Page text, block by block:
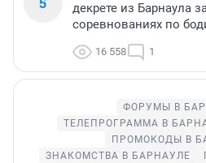
декрете из Барнаула
соревнованиях по
16 558 1
ФОРУМЫ В
ТЕЛЕПРОГРАММА В
ПРОМОКОДЫ В
ЗНАКОМСТВА В БАРНАУЛЕ